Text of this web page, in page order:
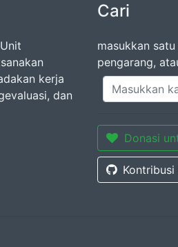
kerja
dan
Cari
masukkan
pengarang,
Donasi
Kontribusi